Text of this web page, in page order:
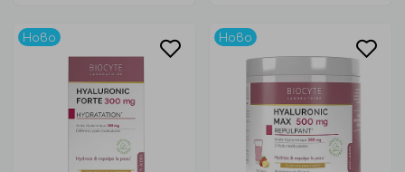
Ново Ново